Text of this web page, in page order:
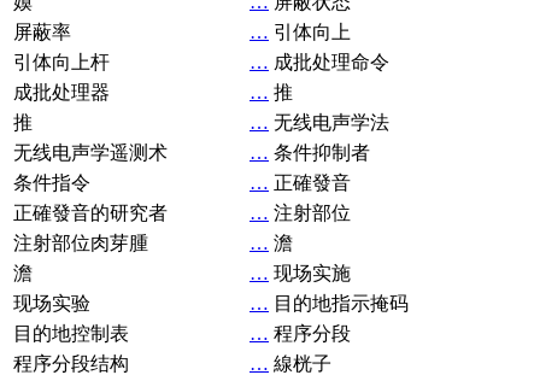
屏蔽率
… 引体向上
引体向上杆
… 成批处理命令
成批处理器
… 推
推
… 无线电声学法
无线电声学遥测术
… 条件抑制者
条件指令
… 正確發音
正確發音的研究者
… 注射部位
注射部位肉芽腫
… 澹
澹
… 现场实施
现场实验
… 目的地指示掩码
目的地控制表
… 程序分段
程序分段结构
… 線桄子